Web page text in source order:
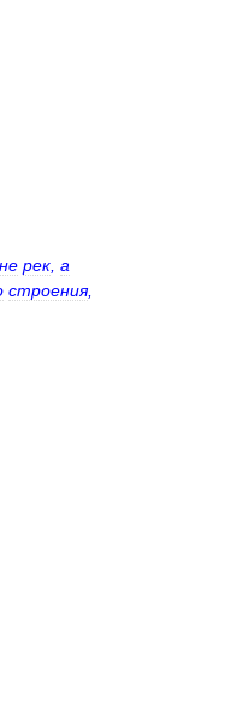
рек а
строения,